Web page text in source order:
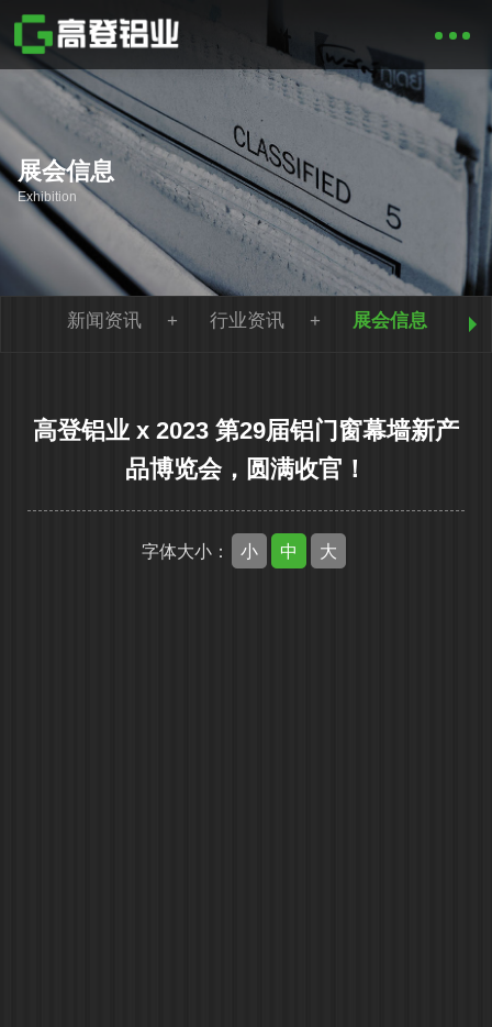
展会信息
Exhibition
新闻资讯 行业资讯 展会信息
高登铝业 x 2023 第29届铝门窗幕墙新产
品博览会，圆满收官！
字体大小： 小 中 大